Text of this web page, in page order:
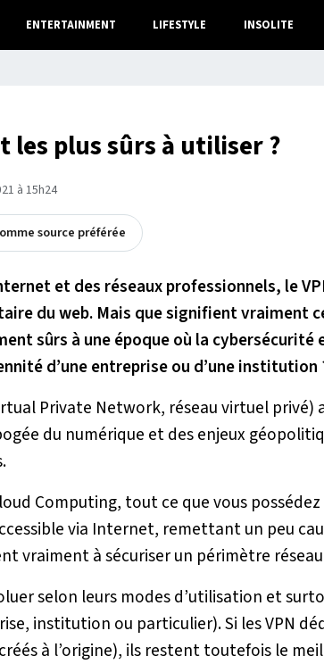
ENTERTAINMENT LIFESTYLE INSOLITE
les plus sûrs à utiliser ?
à 15h24
source préférée
et des réseaux professionnels, le
du web. Mais que signifient vraiment
sûrs à une époque où la cybersécurité
d’une entreprise ou d’une institution
Private Network, réseau virtuel
du numérique et des enjeux
Computing, tout ce que vous
via Internet, remettant un peu
vraiment à sécuriser un périmètre
selon leurs modes d’utilisation et
institution ou particulier). Si les VPN
à l’origine), ils restent toutefois le